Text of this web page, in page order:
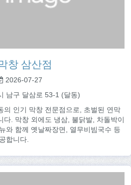
창 삼산점
2026-07-27
남구 달삼로 53-1 (달동)
의 인기 막창 전문점으로, 초벌된 연막
다. 막창 외에도 냉삼, 불닭발, 차돌박이
와 함께 옛날짜장면, 열무비빔국수 등
합니다.